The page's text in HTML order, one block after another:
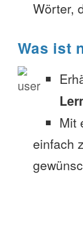
Wörter,
Was ist
Mit
einfach